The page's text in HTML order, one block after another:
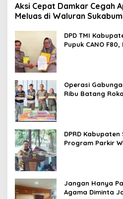
Aksi Cepat Damkar Cegah
Meluas di Waluran
DPD TMI
Pupuk CANO
Operasi
Ribu Batang
DPRD Kabupaten
Program Parkir
Jangan Hanya
Agama Diminta